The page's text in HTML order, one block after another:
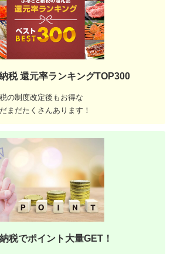
税 還元率ランキングTOP300
の制度改定後もお得な
まだたくさんあります！
税でポイント大量GET！